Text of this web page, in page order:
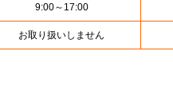
9:00～17:00
お取り扱いしません